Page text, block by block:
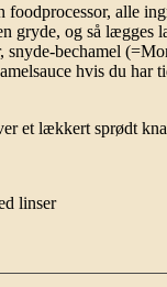
foodprocessor, alle
gryde, og så lægges
snyde-bechamel
hvis du har
et lækkert sprødt